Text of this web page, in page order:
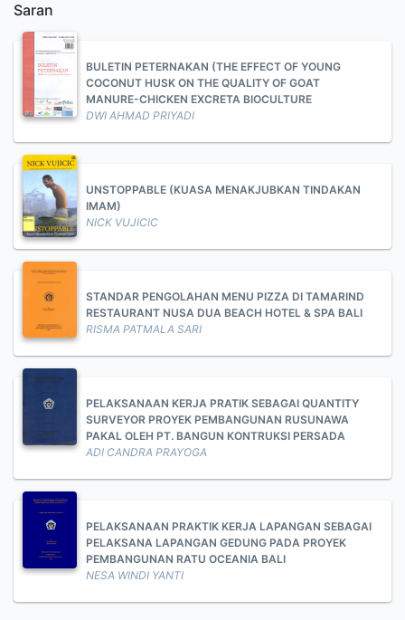
Saran
BULETIN PETERNAKAN (THE EFFECT OF YOUNG
COCONUT HUSK ON THE QUALITY OF GOAT
MANURE-CHICKEN EXCRETA BIOCULTURE
DWI AHMAD PRIYADI
UNSTOPPABLE (KUASA MENAKJUBKAN TINDAKAN
IMAM)
NICK VUJICIC
STANDAR PENGOLAHAN MENU PIZZA DI TAMARIND
RESTAURANT NUSA DUA BEACH HOTEL & SPA BALI
RISMA PATMALA SARI
PELAKSANAAN KERJA PRATIK SEBAGAI QUANTITY
SURVEYOR PROYEK PEMBANGUNAN RUSUNAWA
PAKAL OLEH PT. BANGUN KONTRUKSI PERSADA
ADI CANDRA PRAYOGA
PELAKSANAAN PRAKTIK KERJA LAPANGAN SEBAGAI
PELAKSANA LAPANGAN GEDUNG PADA PROYEK
PEMBANGUNAN RATU OCEANIA BALI
NESA WINDI YANTI